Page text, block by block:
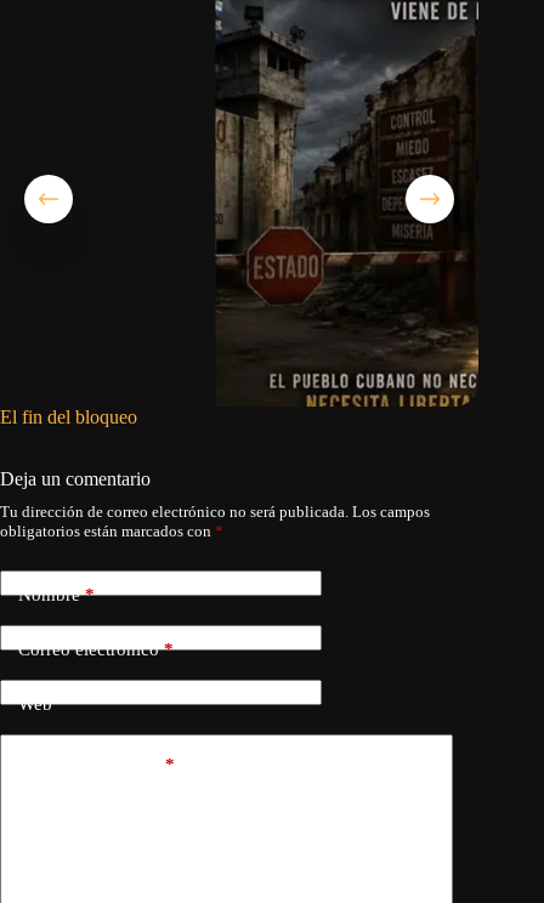
El fin del bloqueo
Deja un comentario
Tu dirección de correo electrónico no será publicada. Los campos
obligatorios están marcados con *
Nombre*
Correo electrónico*
Web
*